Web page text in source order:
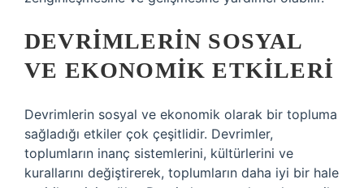
DEVRIMLERIN SOSYAL
VE EKONOMIK ETKILERI
Devrimlerin sosyal ve ekonomik olarak bir topluma
sağladığı etkiler çok çeşitlidir. Devrimler,
toplumların inanç sistemlerini, kültürlerini ve
kurallarını değiştirerek, toplumların daha iyi bir hale